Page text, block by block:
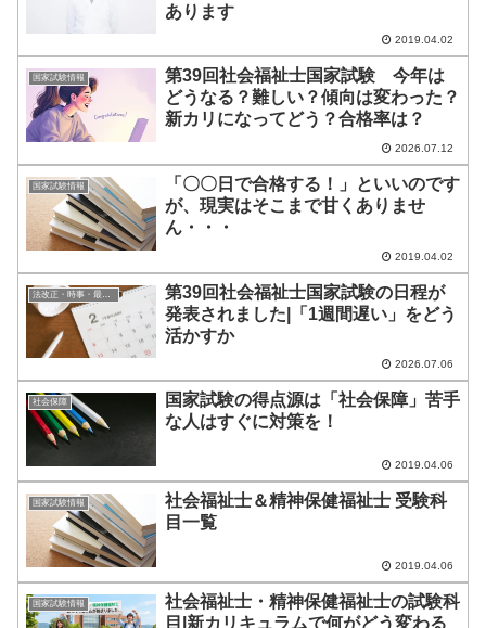
あります
2019.04.02
国家試験情報
第39回社会福祉士国家試験 今年は
どうなる？難しい？傾向は変わった？
新カリになってどう？合格率は？
2026.07.12
国家試験情報
「〇〇日で合格する！」といいのです
が、現実はそこまで甘くありませ
ん・・・
2019.04.02
法改正・時事・最新データ
第39回社会福祉士国家試験の日程が
発表されました|「1週間遅い」をどう
活かすか
2026.07.06
社会保障
国家試験の得点源は「社会保障」苦手
な人はすぐに対策を！
2019.04.06
国家試験情報
社会福祉士＆精神保健福祉士 受験科
目一覧
2019.04.06
国家試験情報
社会福祉士・精神保健福祉士の試験科
目|新カリキュラムで何がどう変わる